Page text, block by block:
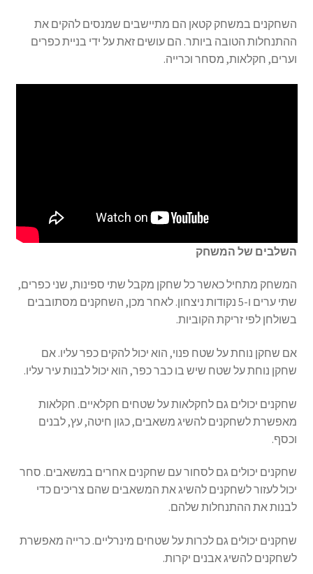
השחקנים במשחק קטאן הם מתיישבים שמנסים להקים את
ההתנחלות הטובה ביותר. הם עושים זאת על ידי בניית כפרים
וערים, חקלאות, מסחר וכרייה.
השלבים של המשחק
המשחק מתחיל כאשר כל שחקן מקבל שתי ספינות, שני כפרים,
שתי ערים ו-5 נקודות ניצחון. לאחר מכן, השחקנים מסתובבים
בשולחן לפי זריקת הקוביות.
אם שחקן נוחת על שטח פנוי, הוא יכול להקים כפר עליו. אם
שחקן נוחת על שטח שיש בו כבר כפר, הוא יכול לבנות עיר עליו.
שחקנים יכולים גם לחקלאות על שטחים חקלאיים. חקלאות
מאפשרת לשחקנים להשיג משאבים, כגון חיטה, עץ, לבנים
וכסף.
שחקנים יכולים גם לסחור עם שחקנים אחרים במשאבים. סחר
יכול לעזור לשחקנים להשיג את המשאבים שהם צריכים כדי
לבנות את ההתנחלות שלהם.
שחקנים יכולים גם לכרות על שטחים מינרליים. כרייה מאפשרת
לשחקנים להשיג אבנים יקרות.